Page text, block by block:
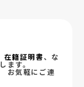
在籍証明書、な
ます。
お気軽にご連